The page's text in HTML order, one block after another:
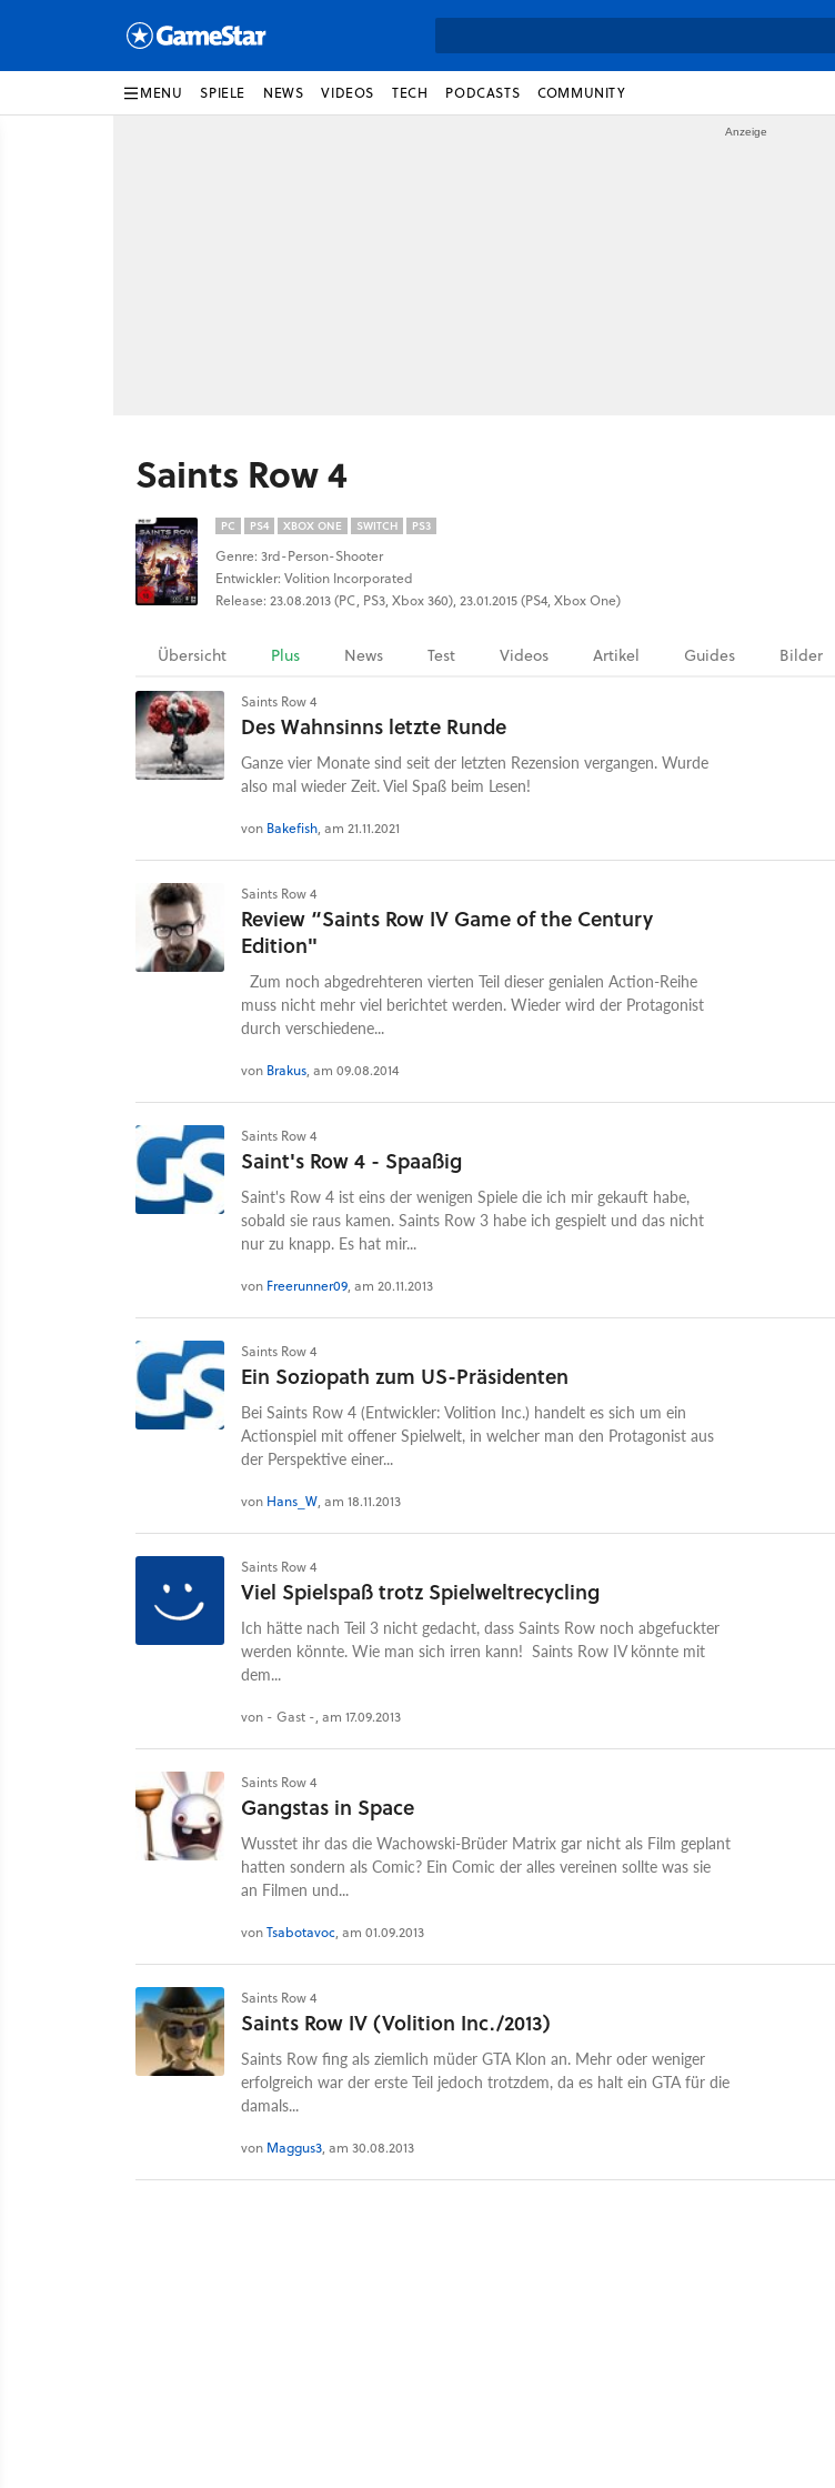
MENU SPIELE NEWS VIDEOS TECH PODCASTS COMMUNITY
Saints Row 4
PC PS4 XBOX ONE SWITCH PS3
Genre: 3rd-Person-Shooter
Entwickler: Volition Incorporated
Release: 23.08.2013 (PC, PS3, Xbox 360), 23.01.2015 (PS4, Xbox One)
Übersicht Plus News Test Videos Artikel Guides Bilder
Saints Row 4
Des Wahnsinns letzte Runde
Ganze vier Monate sind seit der letzten Rezension vergangen. Wurde
also mal wieder Zeit. Viel Spaß beim Lesen!
von Bakefish, am 21.11.2021
Saints Row 4
Review “Saints Row IV Game of the Century
Edition"
Zum noch abgedrehteren vierten Teil dieser genialen Action-Reihe
muss nicht mehr viel berichtet werden. Wieder wird der Protagonist
durch verschiedene...
von Brakus, am 09.08.2014
Saints Row 4
Saint's Row 4 - Spaaßig
Saint's Row 4 ist eins der wenigen Spiele die ich mir gekauft habe,
sobald sie raus kamen. Saints Row 3 habe ich gespielt und das nicht
nur zu knapp. Es hat mir...
von Freerunner09, am 20.11.2013
Saints Row 4
Ein Soziopath zum US-Präsidenten
Bei Saints Row 4 (Entwickler: Volition Inc.) handelt es sich um ein
Actionspiel mit offener Spielwelt, in welcher man den Protagonist aus
der Perspektive einer...
von Hans_W, am 18.11.2013
Saints Row 4
Viel Spielspaß trotz Spielweltrecycling
Ich hätte nach Teil 3 nicht gedacht, dass Saints Row noch abgefuckter
werden könnte. Wie man sich irren kann! Saints Row IV könnte mit
dem...
von - Gast -, am 17.09.2013
Saints Row 4
Gangstas in Space
Wusstet ihr das die Wachowski-Brüder Matrix gar nicht als Film geplant
hatten sondern als Comic? Ein Comic der alles vereinen sollte was sie
an Filmen und...
vonTsabotavoc, am 01.09.2013
Saints Row 4
Saints Row IV (Volition Inc./2013)
Saints Row fing als ziemlich müder GTA Klon an. Mehr oder weniger
erfolgreich war der erste Teil jedoch trotzdem, da es halt ein GTA für die
damals...
von Maggus3, am 30.08.2013